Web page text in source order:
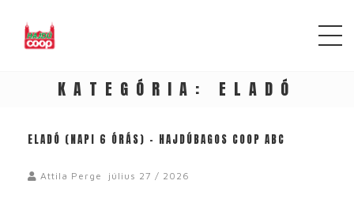
KATEGÓRIA: ELADÓ
ELADÓ (NAPI 6 ÓRÁS) – HAJDÚBAGOS COOP ABC
Attila Perge július 27 / 2026